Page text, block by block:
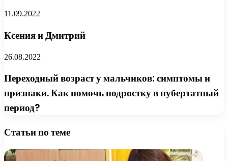
11.09.2022
Ксения и Дмитрий
26.08.2022
Переходный возраст у мальчиков: симптомы и
признаки. Как помочь подростку в пубертатный
период?
Статьи по теме